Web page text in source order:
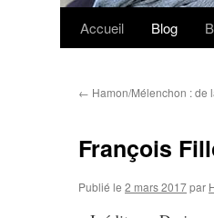
Aller
contenu
Accueil Blog
← Hamon/Mélenchon : de
François
Publié le 2 mars 2017par